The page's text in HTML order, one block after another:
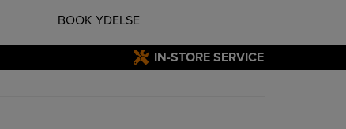
BOOK YDELSE
IN-STORE SERVICE